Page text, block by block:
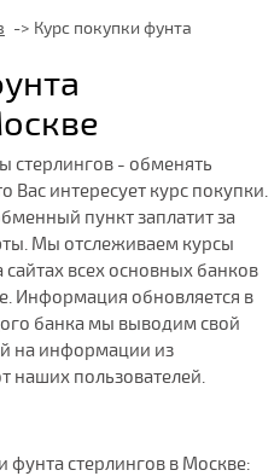
Курс покупки фунта
стерлингов - обменять
Вас интересует курс покупки.
пункт заплатит за
Мы отслеживаем курсы
всех основных банков
Информация обновляется в
банка мы выводим свой
на информации из
наших пользователей.
фунта стерлингов в Москве: